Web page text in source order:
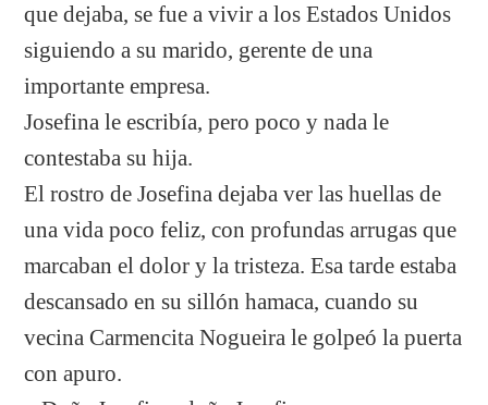
que dejaba, se fue a vivir a los Estados Unidos
siguiendo a su marido, gerente de una
importante empresa.
Josefina le escribía, pero poco y nada le
contestaba su hija.
El rostro de Josefina dejaba ver las huellas de
una vida poco feliz, con profundas arrugas que
marcaban el dolor y la tristeza. Esa tarde estaba
descansado en su sillón hamaca, cuando su
vecina Carmencita Nogueira le golpeó la puerta
con apuro.